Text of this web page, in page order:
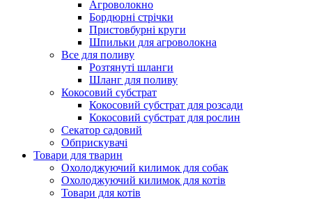
Агроволокно
Бордюрні стрічки
Пристовбурні круги
Шпильки для агроволокна
Все для поливу
Розтянуті шланги
Шланг для поливу
Кокосовий субстрат
Кокосовий субстрат для розсади
Кокосовий субстрат для рослин
Секатор садовий
Обприскувачі
Товари для тварин
Охолоджуючий килимок для собак
Охолоджуючий килимок для котів
Товари для котів